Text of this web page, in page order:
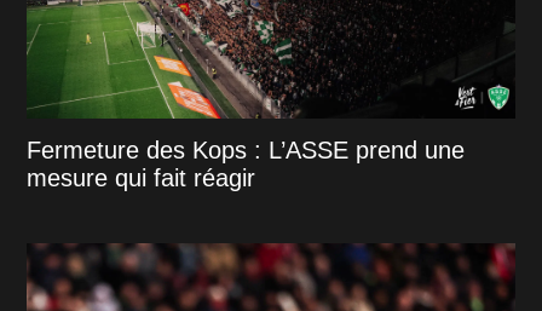
Fermeture des Kops : L’ASSE prend une
mesure qui fait réagir